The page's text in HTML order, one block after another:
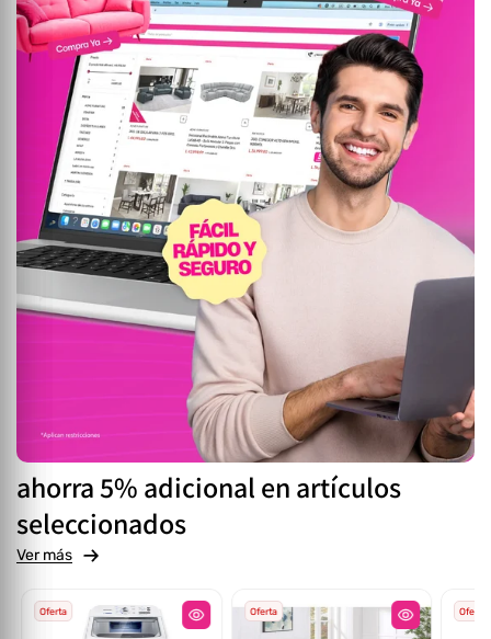
ahorra 5% adicional en artículos
seleccionados
Ver más
Oferta Oferta Oferta